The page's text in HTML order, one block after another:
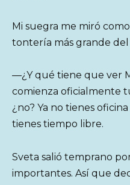
Mi suegra me miró
tontería más grande
—¿Y qué tiene que ver
comienza oficialmente
¿no? Ya no tienes
tienes tiempo libre.
Sveta salió temprano
importantes. Así que